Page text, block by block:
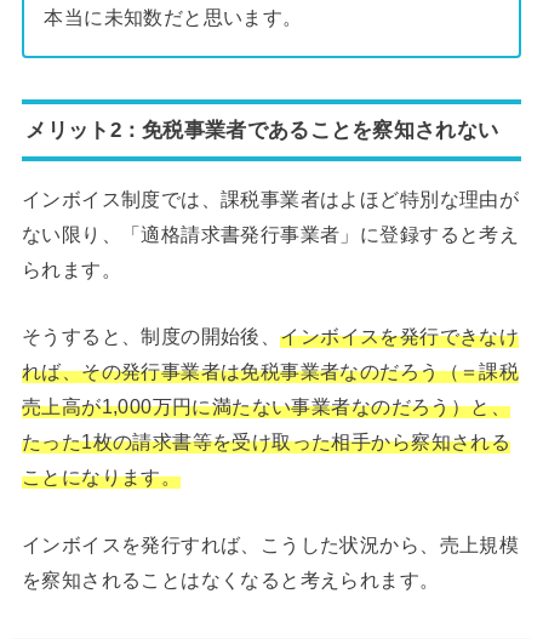
本当に未知数だと思います。
メリット2：免税事業者であることを察知されない
インボイス制度では、課税事業者はよほど特別な理由が
ない限り、「適格請求書発行事業者」に登録すると考え
られます。
そうすると、制度の開始後、インボイスを発行できなけ
れば、その発行事業者は免税事業者なのだろう（＝課税
売上高が1,000万円に満たない事業者なのだろう）と、
たった1枚の請求書等を受け取った相手から察知される
ことになります。
インボイスを発行すれば、こうした状況から、売上規模
を察知されることはなくなると考えられます。